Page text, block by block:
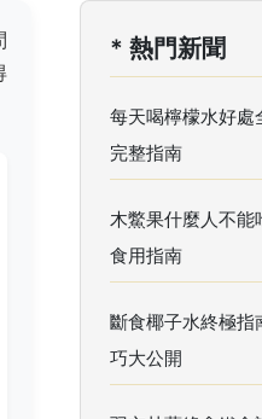
* 熱門新聞
每天喝檸檬水好處
完整指南
木鱉果什麼人不能
食用指南
斷食椰子水終極指
巧大公開